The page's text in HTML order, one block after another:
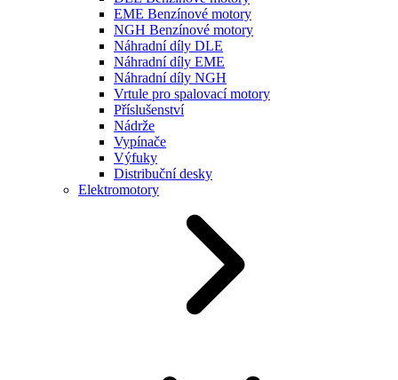
EME Benzínové motory
NGH Benzínové motory
Náhradní díly DLE
Náhradní díly EME
Náhradní díly NGH
Vrtule pro spalovací motory
Příslušenství
Nádrže
Vypínače
Výfuky
Distribuční desky
Elektromotory